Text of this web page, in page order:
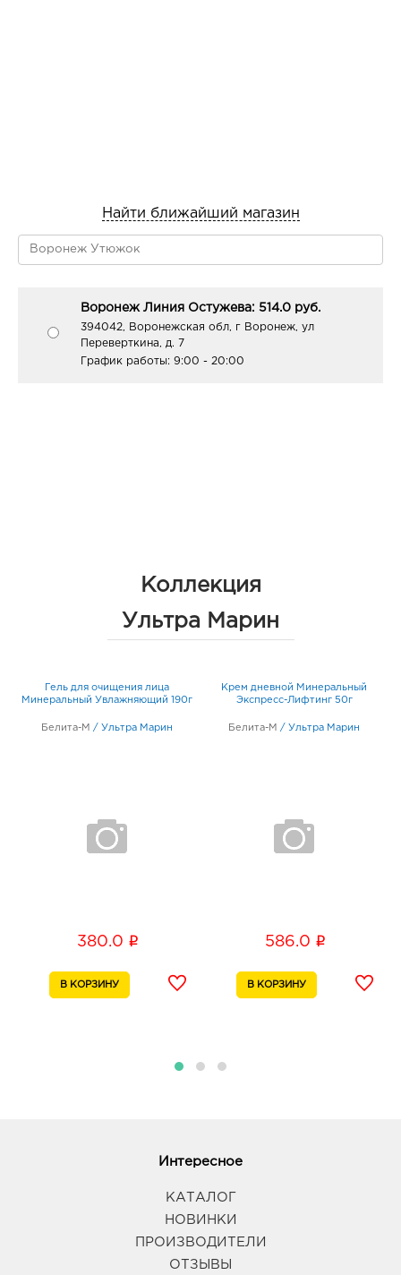
Найти ближайший магазин
Воронеж Линия Остужева: 514.0 руб.
394042, Воронежская обл, г Воронеж, ул
Переверткина, д. 7
График работы: 9:00 - 20:00
Коллекция
Ультра Марин
Гель для очищения лица
Минеральный Увлажняющий 190г
Белита-М / Ультра Марин
380.0 i
Крем дневной Минеральный
Экспресс-Лифтинг 50г
Белита-М / Ультра Марин
586.0 i
Интересное
КАТАЛОГ
НОВИНКИ
ПРОИЗВОДИТЕЛИ
ОТЗЫВЫ